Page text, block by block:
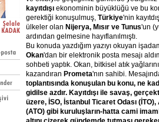
kayıtdışı ekonominin büyüklüğü ve bu
gerektiği konuşulmuş, Türkiye'nin
ülkeler olan Nijerya, Mısır ve Tunus'un
ardından gelmesine hayıflanılmıştı.
Bu konuda yazdığım yazıyı okuyan
Okan'dan bir elektronik posta mesajı
sohbeti yaptık. Okan, bitkisel atık
kazandıran Prometa'nın sahibi.
toplantısında konuşulan bu konu, ne
gidilse azdır. Kayıtdışı ile savaş,
üzere, İSO, İstanbul Ticaret Odası
(ATO) gibi kuruluşların-hatta cami